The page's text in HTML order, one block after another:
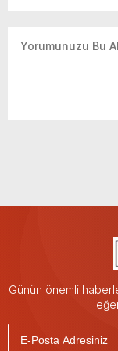
Günün önemli